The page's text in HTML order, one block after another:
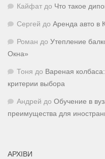
Кайфат до Что такое
Сергей до Аренда авто в
Роман до Утепление
Окна»
Тоня до Вареная
критерии выбора
Андрей до Обучение в
преимущества для
АРХІВИ